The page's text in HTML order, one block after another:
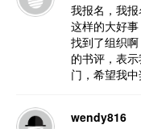
我报名，我
这样的大好
找到了组织
的书评，表
门，希望我中
wendy816